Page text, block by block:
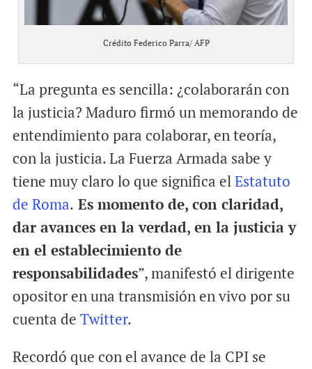
Crédito Federico Parra/ AFP
“La pregunta es sencilla: ¿colaborarán con
la justicia? Maduro firmó un memorando de
entendimiento para colaborar, en teoría,
con la justicia. La Fuerza Armada sabe y
tiene muy claro lo que significa elEstatuto
de Roma. Es momento de, con claridad,
dar avances en la verdad, en la justicia y
en el establecimiento de
responsabilidades”, manifestó el dirigente
opositor en una transmisión en vivo por su
cuenta de Twitter.
Recordó que con el avance de la CPI se